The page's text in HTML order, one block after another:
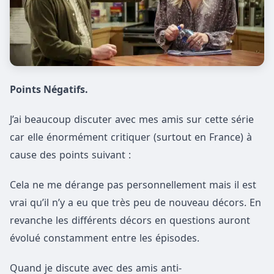
Points Négatifs.
J’ai beaucoup discuter avec mes amis sur cette série
car elle énormément critiquer (surtout en France) à
cause des points suivant :
Cela ne me dérange pas personnellement mais il est
vrai qu’il n’y a eu que très peu de nouveau décors. En
revanche les différents décors en questions auront
évolué constamment entre les épisodes.
Quand je discute avec des amis anti-